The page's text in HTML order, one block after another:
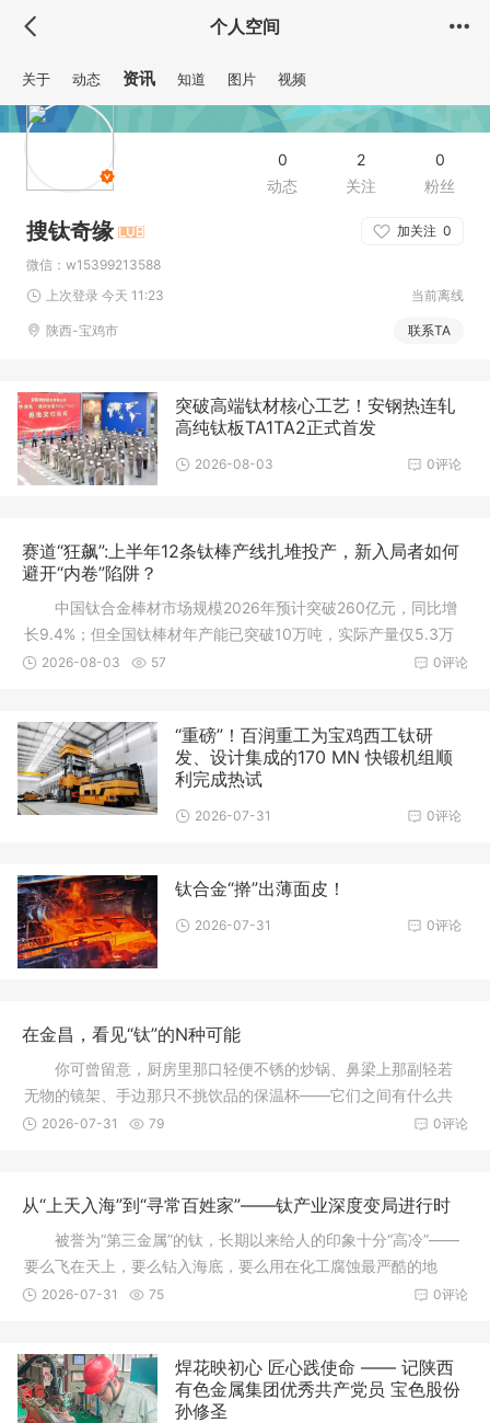
个人空间
0
粉丝
2
关注
0
动态
搜钛奇缘 加关注 0
微信：w15399213588
上次登录 今天 11:23
当前离线
陕西-宝鸡市 联系TA
关于 动态 资讯 知道 图片 视频
突破高端钛材核心工艺！安钢热连轧
高纯钛板TA1TA2正式首发
0评论
2026-08-03
赛道“狂飙”:上半年12条钛棒产线扎堆投产，新入局者如何
避开“内卷”陷阱？
中国钛合金棒材市场规模2026年预计突破260亿元，同比增
长9.4%；但全国钛棒材年产能已突破10万吨，实际产量仅5.3万
吨，产能利用率不足53
0评论
2026-08-03 57
“重磅”！百润重工为宝鸡西工钛研
发、设计集成的170 MN 快锻机组顺
利完成热试
0评论
2026-07-31
钛合金“擀”出薄面皮！
0评论
2026-07-31
在金昌，看见“钛”的N种可能
你可曾留意，厨房里那口轻便不锈的炒锅、鼻梁上那副轻若
无物的镜架、手边那只不挑饮品的保温杯——它们之间有什么共
同之处？ 答案或
0评论
2026-07-31 79
从“上天入海”到“寻常百姓家”——钛产业深度变局进行时
被誉为“第三金属”的钛，长期以来给人的印象十分“高冷”——
要么飞在天上，要么钻入海底，要么用在化工腐蚀最严酷的地
方。但如今，这
0评论
2026-07-31 75
焊花映初心 匠心践使命 —— 记陕西
有色金属集团优秀共产党员 宝色股份
孙修圣